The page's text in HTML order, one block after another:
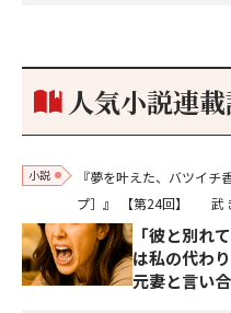
り。どうして勝てたのか、
人気小説連
小説
『夢を叶えた、バツイ
プ］』
【第24回】 武
「彼と別れ
は私の代わ
元妻と言い